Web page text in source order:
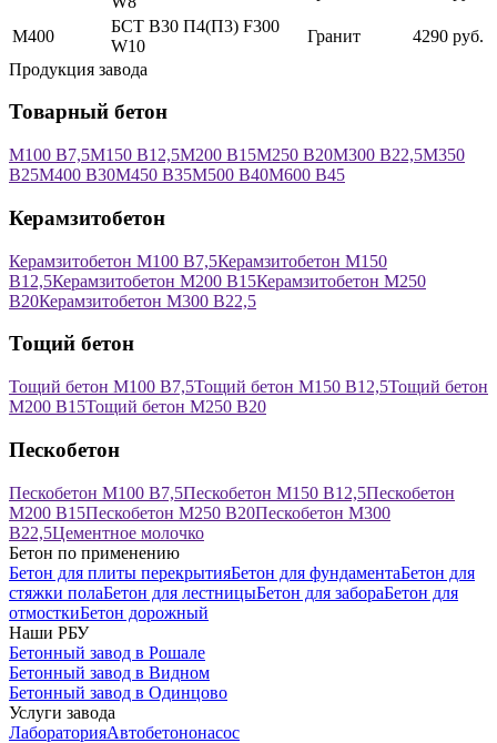
М400
БСТ В30 П4(П3) F300
W10
Гранит
4290 руб.
Продукция завода
Товарный бетон
М100 В7,5М150 В12,5М200 В15М250 В20М300 В22,5М350
В25М400 В30М450 В35М500 В40М600 В45
Керамзитобетон
Керамзитобетон М100 В7,5Керамзитобетон М150
В12,5Керамзитобетон М200 В15Керамзитобетон М250
В20Керамзитобетон М300 В22,5
Тощий бетон
Тощий бетон М100 В7,5Тощий бетон М150 В12,5Тощий бетон
М200 В15Тощий бетон М250 В20
Пескобетон
Пескобетон М100 В7,5Пескобетон М150 В12,5Пескобетон
М200 В15Пескобетон М250 В20Пескобетон М300
В22,5Цементное молочко
Бетон по применению
Бетон для плиты перекрытияБетон для фундаментаБетон для
стяжки полаБетон для лестницыБетон для забораБетон для
отмосткиБетон дорожный
Наши РБУ
Бетонный завод в Рошале
Бетонный завод в Видном
Бетонный завод в Одинцово
Услуги завода
ЛабораторияАвтобетононасос